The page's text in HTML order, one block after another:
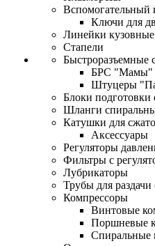
Вспомогательный
Ключи для
Линейки кузовные
Стапели
Быстроразъемные
БРС "Мамы"
Штуцеры
Блоки подготовки
Шланги
Катушки для
Аксессуары
Регуляторы
Фильтры с
Лубрикаторы
Трубы для раздачи
Компрессоры
Винтовые
Поршневые
Спиральные